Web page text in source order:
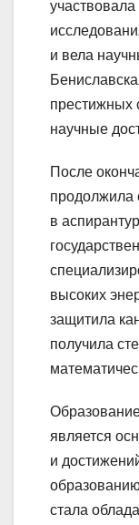
и вела
престижных
научные
После
продолжила
в
высоких
защитила
получила
является
и
стала